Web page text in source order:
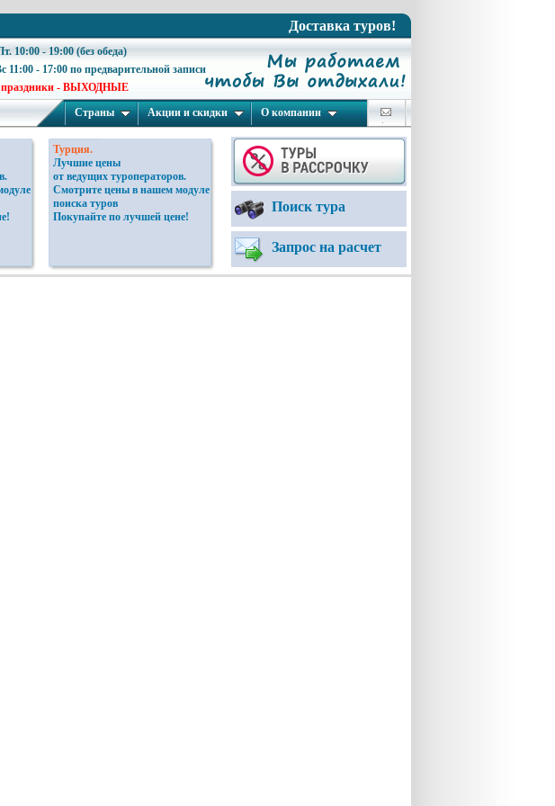
Доставка туров!
10:00 - 19:00 (без обеда)
11:00 - 17:00 по предварительной записи
праздники - ВЫХОДНЫЕ
Страны Акции и скидки О компании
Турция.
Лучшие цены
от ведущих туроператоров.
Смотрите цены в нашем модуле
поиска туров
Покупайте по лучшей цене!
Поиск тура
Запрос на расчет